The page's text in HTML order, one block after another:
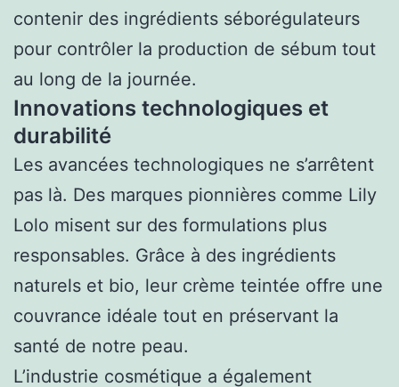
contenir des ingrédients séborégulateurs
pour contrôler la production de sébum tout
au long de la journée.
Innovations technologiques et
durabilité
Les avancées technologiques ne s’arrêtent
pas là. Des marques pionnières comme Lily
Lolo misent sur des formulations plus
responsables. Grâce à des ingrédients
naturels et bio, leur crème teintée offre une
couvrance idéale tout en préservant la
santé de notre peau.
L’industrie cosmétique a également